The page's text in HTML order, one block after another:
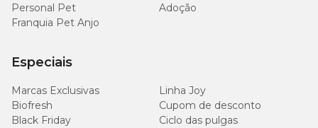
Personal Pet
Adoção
Franquia Pet Anjo
Especiais
Marcas Exclusivas
Linha Joy
Biofresh
Cupom de desconto
Black Friday
Ciclo das pulgas